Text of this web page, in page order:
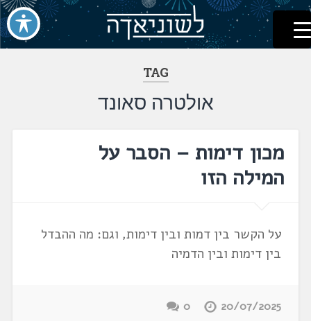
דלג
לתוכן
לשוניאדה
עברית. לשון. שפה
TAG
אולטרה סאונד
מכון דימות – הסבר על
המילה הזו
על הקשר בין דמות ובין דימות, וגם: מה ההבדל
בין דימות ובין הדמיה
20/07/2025
0